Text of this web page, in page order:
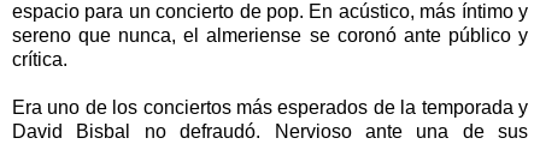
espacio para un concierto de pop. En acústico, más íntimo y
sereno que nunca, el almeriense se coronó ante público y
crítica.
Era uno de los conciertos más esperados de la temporada y
David Bisbal no defraudó. Nervioso ante una de sus